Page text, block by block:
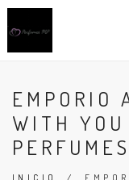
EMPORIO
WITH
INICIO /